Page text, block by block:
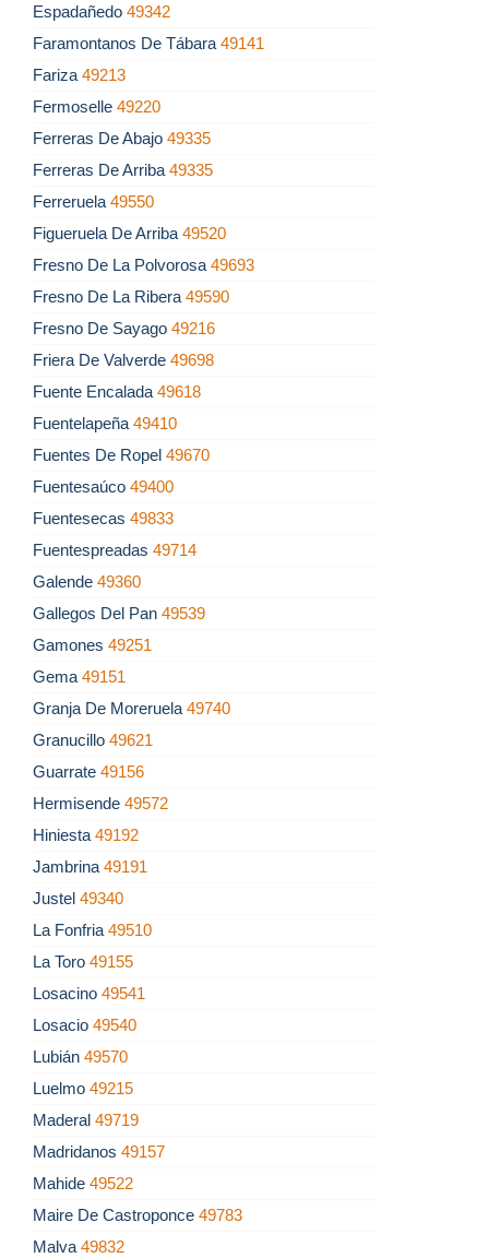
Espadañedo 49342
Faramontanos De Tábara 49141
Fariza 49213
Fermoselle 49220
Ferreras De Abajo 49335
Ferreras De Arriba 49335
Ferreruela 49550
Figueruela De Arriba 49520
Fresno De La Polvorosa 49693
Fresno De La Ribera 49590
Fresno De Sayago 49216
Friera De Valverde 49698
Fuente Encalada 49618
Fuentelapeña 49410
Fuentes De Ropel 49670
Fuentesaúco 49400
Fuentesecas 49833
Fuentespreadas 49714
Galende 49360
Gallegos Del Pan 49539
Gamones 49251
Gema 49151
Granja De Moreruela 49740
Granucillo 49621
Guarrate 49156
Hermisende 49572
Hiniesta 49192
Jambrina 49191
Justel 49340
La Fonfria 49510
La Toro 49155
Losacino 49541
Losacio 49540
Lubián 49570
Luelmo 49215
Maderal 49719
Madridanos 49157
Mahide 49522
Maire De Castroponce 49783
Malva 49832